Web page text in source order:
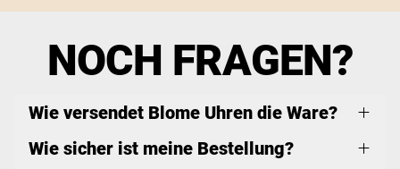
NOCH FRAGEN?
Wie versendet Blome Uhren die Ware?
Wie sicher ist meine Bestellung?